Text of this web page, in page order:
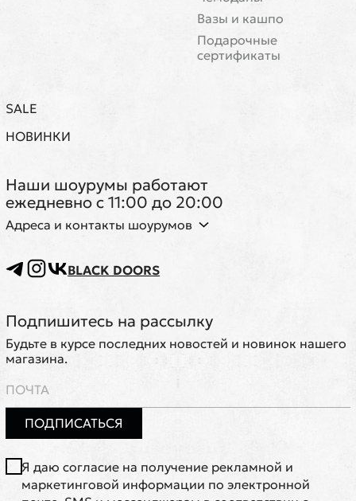
Вазы и кашпо
Подарочные
сертификаты
SALE
НОВИНКИ
Наши шоурумы работают
ежедневно с 11:00 до 20:00
Адреса и контакты шоурумов
BLACK DOORS
Подпишитесь на рассылку
Будьте в курсе последних новостей и новинок нашего
магазина.
ПОДПИСАТЬСЯ
Я даю согласие на получение рекламной и
маркетинговой информации по электронной